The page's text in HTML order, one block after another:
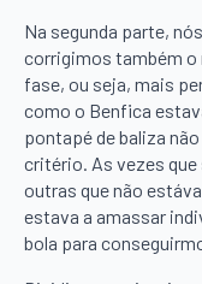
Na segunda parte,
corrigimos também
fase, ou seja, mais
como o Benfica
pontapé de baliza
critério. As vezes
outras que não
estava a amassar
bola para